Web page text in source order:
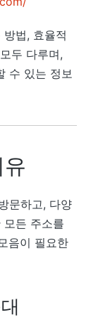
법, 효율적
두 다루며,
수 있는 정보
문하고, 다양
모든 주소를
음이 필요한